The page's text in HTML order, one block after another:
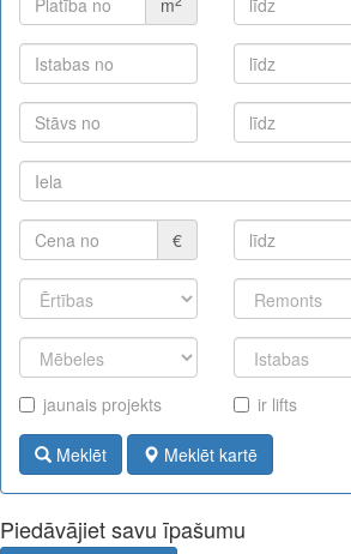
m
€
jaunais projekts ir lifts
Meklēt Meklēt kartē
Piedāvājiet savu īpašumu